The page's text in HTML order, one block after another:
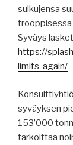
sulkujensa
trooppisessa
Syväys
https://
limits-again/
syväyksen
153’000
tarkoittaa